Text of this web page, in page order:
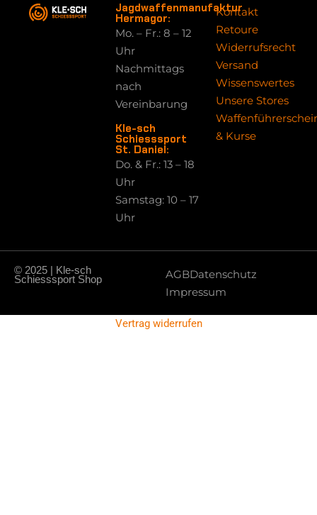
Jagdwaffenmanufaktur
Hermagor:
Mo. – Fr.: 8 – 12
Uhr
Nachmittags
nach
Vereinbarung
Kle-sch
Schiesssport
St. Daniel:
Do. & Fr.: 13 – 18
Uhr
Samstag: 10 – 17
Uhr
Kontakt
Retoure
Widerrufsrecht
Versand
Wissenswertes
Unsere Stores
& Kurse
© 2025 | Kle-sch
Schiesssport Shop AGBDatenschutz
Impressum
Vertrag widerrufen